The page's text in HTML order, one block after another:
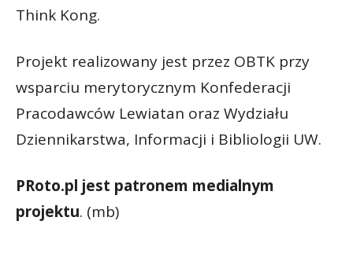
Think Kong.
Projekt realizowany jest przez OBTK przy
wsparciu merytorycznym Konfederacji
Pracodawców Lewiatan oraz Wydziału
Dziennikarstwa, Informacji i Bibliologii UW.
PRoto.pl jest patronem medialnym
projektu. (mb)